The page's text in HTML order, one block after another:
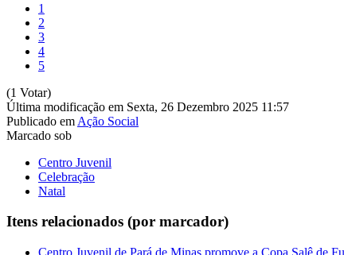
1
2
3
4
5
(1 Votar)
Última modificação em Sexta, 26 Dezembro 2025 11:57
Publicado em Ação Social
Marcado sob
Centro Juvenil
Celebração
Natal
Itens relacionados (por marcador)
Centro Juvenil de Pará de Minas promove a Copa Salê de